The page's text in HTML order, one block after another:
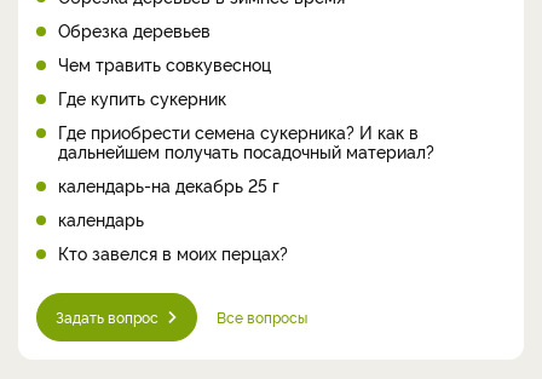
Обрезка деревьев
Чем травить совкувесноц
Где купить сукерник
Где приобрести семена сукерника? И как в
дальнейшем получать посадочный материал?
календарь-на декабрь 25 г
календарь
Кто завелся в моих перцах?
Задать вопрос Все вопросы